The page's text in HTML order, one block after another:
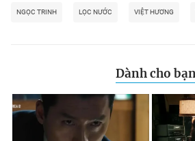
NGỌC TRINH LỌC NƯỚC VIỆT HƯƠNG